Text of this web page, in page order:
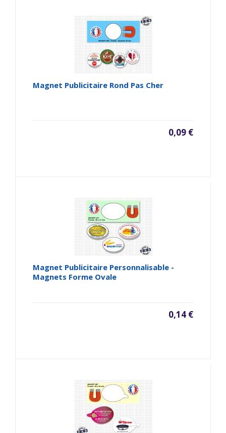
Magnet Publicitaire Rond Pas Cher
0,09 €
Magnet Publicitaire Personnalisable -
Magnets Forme Ovale
0,14 €